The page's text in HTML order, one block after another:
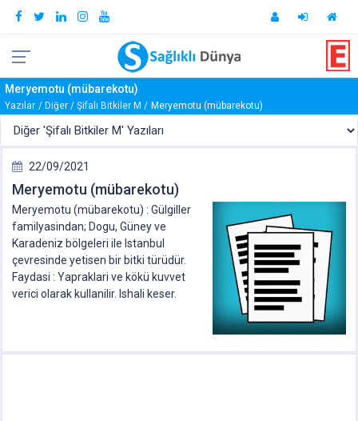
Meryemotu (mübarekotu)
Yazılar Diğer Şifalı Bitkiler M Meryemotu (mübarekotu)
22/09/2021
Meryemotu (mübarekotu)
Meryemotu (mübarekotu) : Gülgiller
familyasindan; Dogu, Güney ve
Karadeniz bölgeleri ile Istanbul
çevresinde yetisen bir bitki türüdür.
Faydasi : Yapraklari ve kökü kuvvet
verici olarak kullanilir. Ishali keser.